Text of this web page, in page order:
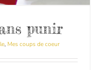
punir
, Mes coups de coeur